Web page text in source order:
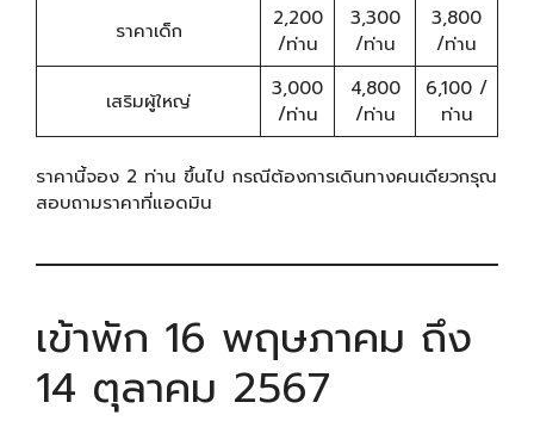
ราคาเด็ก
2,200
/ท่าน
3,300
/ท่าน
3,800
/ท่าน
เสริมผู้ใหญ่
3,000
/ท่าน
4,800
/ท่าน
6,100 /
ท่าน
ราคานี้จอง 2 ท่าน ขึ้นไป กรณีต้องการเดินทางคนเดียวกรุณ
สอบถามราคาที่แอดมิน
เข้าพัก 16 พฤษภาคม ถึง
14 ตุลาคม 2567